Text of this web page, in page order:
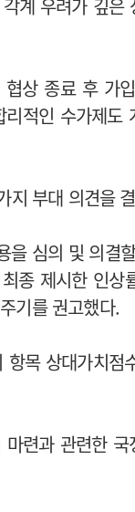
계 우려가 깊은
상 종료 후 가
적인 수가제도
지 부대 의견을
을 심의 및 의결
종 제시한 인상
기를 권고했다.
목 상대가치점
련과 관련한 국